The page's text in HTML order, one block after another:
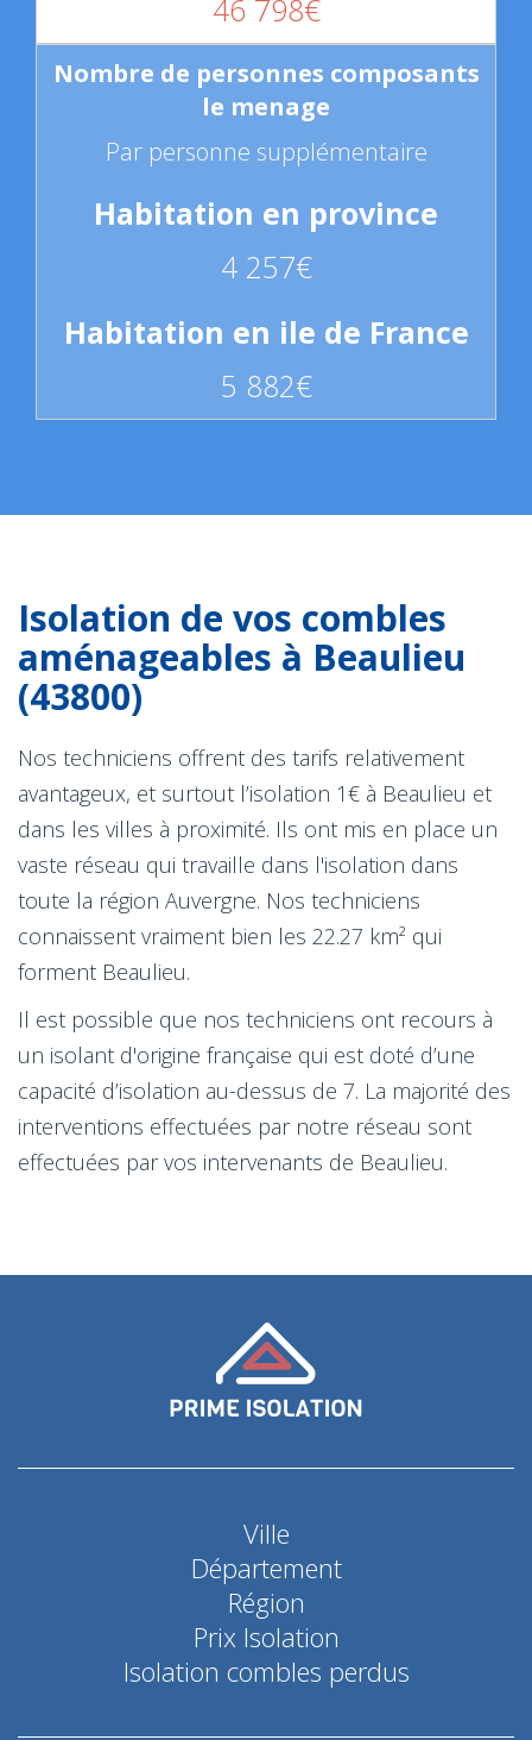
46 798€
Par personne supplémentaire
4 257€
5 882€
Isolation de vos combles
aménageables à Beaulieu
(43800)
Nos techniciens offrent des tarifs relativement
avantageux, et surtout l’isolation 1€ à Beaulieu et
dans les villes à proximité. Ils ont mis en place un
vaste réseau qui travaille dans l'isolation dans
toute la région Auvergne. Nos techniciens
connaissent vraiment bien les 22.27 km² qui
forment Beaulieu.
Il est possible que nos techniciens ont recours à
un isolant d'origine française qui est doté d’une
capacité d’isolation au-dessus de 7. La majorité des
interventions effectuées par notre réseau sont
effectuées par vos intervenants de Beaulieu.
Ville
Département
Région
Prix Isolation
Isolation combles perdus